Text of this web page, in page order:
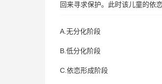
回来寻求保护。此时该儿童的依恋
A.无分化阶段
B.低分化阶段
C.依恋形成阶段